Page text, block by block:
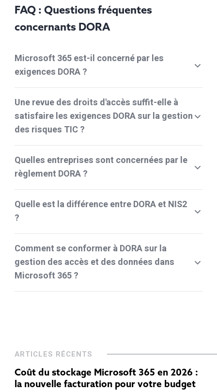
FAQ : Questions fréquentes
concernants DORA
Microsoft 365 est-il concerné par les
exigences DORA ?
Une revue des droits d'accès suffit-elle à
satisfaire les exigences DORA sur la gestion
des risques TIC ?
Quelles entreprises sont concernées par le
règlement DORA ?
Quelle est la différence entre DORA et NIS2
?
Comment se conformer à DORA sur la
gestion des accès et des données dans
Microsoft 365 ?
ARTICLES RÉCENTS
Coût du stockage Microsoft 365 en 2026 :
la nouvelle facturation pour votre budget